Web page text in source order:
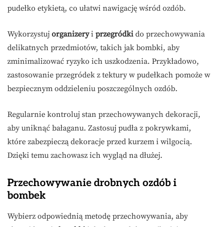
pudełko etykietą, co ułatwi nawigację wśród ozdób.
Wykorzystuj organizeryi przegródki do przechowywania
delikatnych przedmiotów, takich jak bombki, aby
zminimalizować ryzyko ich uszkodzenia. Przykładowo,
zastosowanie przegródek z tektury w pudełkach pomoże w
bezpiecznym oddzieleniu poszczególnych ozdób.
Regularnie kontroluj stan przechowywanych dekoracji,
aby uniknąć bałaganu. Zastosuj pudła z pokrywkami,
które zabezpieczą dekoracje przed kurzem i wilgocią.
Dzięki temu zachowasz ich wygląd na dłużej.
Przechowywanie drobnych ozdób i
bombek
Wybierz odpowiednią metodę przechowywania, aby